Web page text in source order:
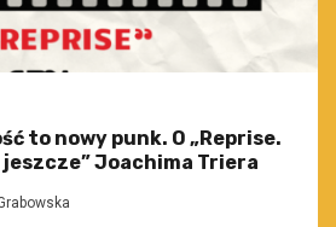
to nowy punk. O „Reprise.
Joachima Triera